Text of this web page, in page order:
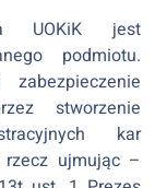
UOKiK jest
podmiotu.
stworzenie
kar
ujmując –